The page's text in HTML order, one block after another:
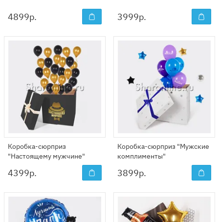
4899р. 3999р.
Коробка-сюрприз
"Настоящему мужчине"
4399р.
Коробка-сюрприз "Мужские
комплименты"
3899р.